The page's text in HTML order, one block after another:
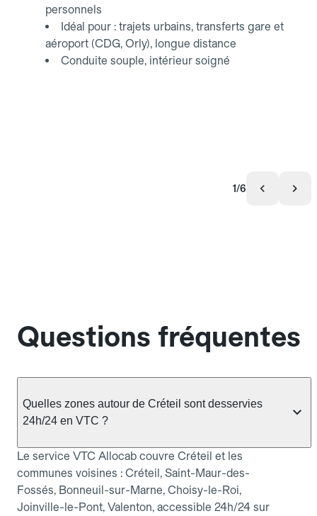
personnels
Idéal pour : trajets urbains, transferts gare et
aéroport (CDG, Orly), longue distance
Conduite souple, intérieur soigné
1/6
Questions fréquentes
Quelles zones autour de Créteil sont desservies
24h/24 en VTC ?
Le service VTC Allocab couvre Créteil et les
communes voisines : Créteil, Saint-Maur-des-
Fossés, Bonneuil-sur-Marne, Choisy-le-Roi,
Joinville-le-Pont, Valenton, accessible 24h/24 sur